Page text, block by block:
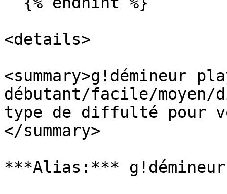
<details>
<summary>g!démineur
débutant/facile/
type de diffulté pour
</summary>
***Alias:***